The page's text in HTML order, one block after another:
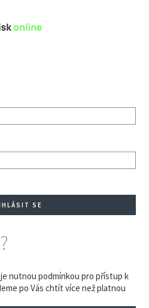
nutnou podmínkou pro přístup k
po Vás chtít více než platnou